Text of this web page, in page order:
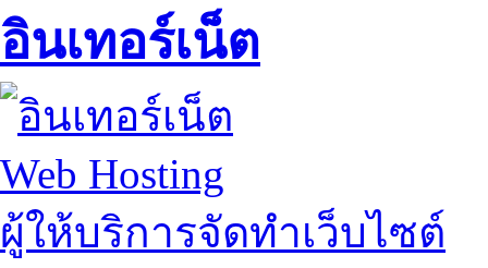
อินเทอร์เน็ต
Web Hosting
ผู้ให้บริการจัดทำเว็บไซต์